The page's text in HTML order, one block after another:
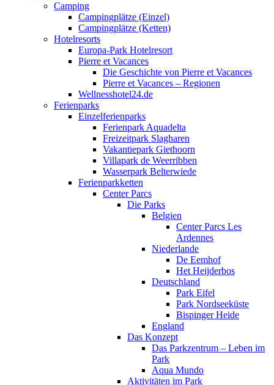
Camping
Campingplätze (Einzel)
Campingplätze (Ketten)
Hotelresorts
Europa-Park Hotelresort
Pierre et Vacances
Die Geschichte von Pierre et Vacances
Pierre et Vacances – Regionen
Wellnesshotel24.de
Ferienparks
Einzelferienparks
Ferienpark Aquadelta
Freizeitpark Slagharen
Vakantiepark Giethoorn
Villapark de Weerribben
Wasserpark Belterwiede
Ferienparkketten
Center Parcs
Die Parks
Belgien
Center Parcs Les
Ardennes
Niederlande
De Eemhof
Het Heijderbos
Deutschland
Park Eifel
Park Nordseeküste
Bispinger Heide
England
Das Konzept
Das Parkzentrum – Leben im
Park
Aqua Mundo
Aktivitäten im Park